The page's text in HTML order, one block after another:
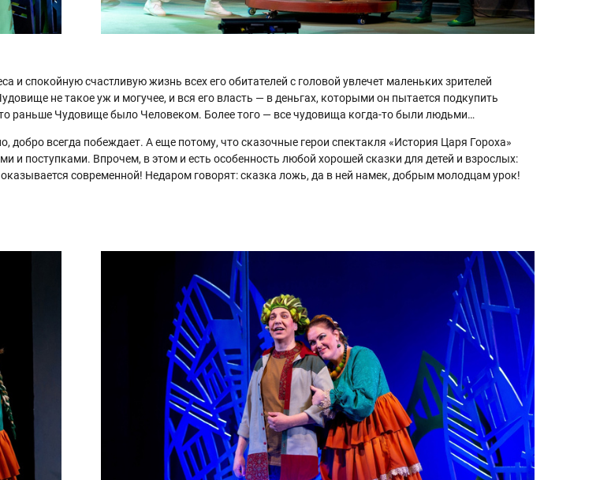
и спокойную счастливую жизнь всех его обитателей с головой увлечет маленьких зрителей
не такое уж и могучее, и вся его власть — в деньгах, которыми он пытается подкупить
раньше Чудовище было Человеком. Более того — все чудовища когда-то были людьми…
добро всегда побеждает. А еще потому, что сказочные герои спектакля «История Царя Гороха»
поступками. Впрочем, в этом и есть особенность любой хорошей сказки для детей и взрослых:
современной! Недаром говорят: сказка ложь, да в ней намек, добрым молодцам урок!